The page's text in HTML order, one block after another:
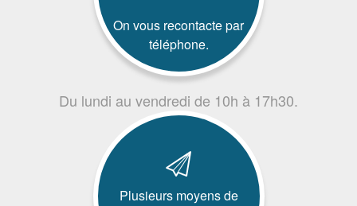
On vous recontacte par
téléphone.
Du lundi au vendredi de 10h à 17h30.
Plusieurs moyens de